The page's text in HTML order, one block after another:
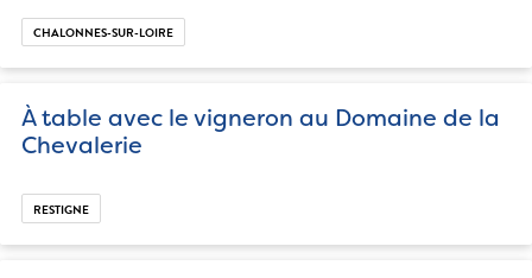
CHALONNES-SUR-LOIRE
À table avec le vigneron au Domaine de la
Chevalerie
RESTIGNE